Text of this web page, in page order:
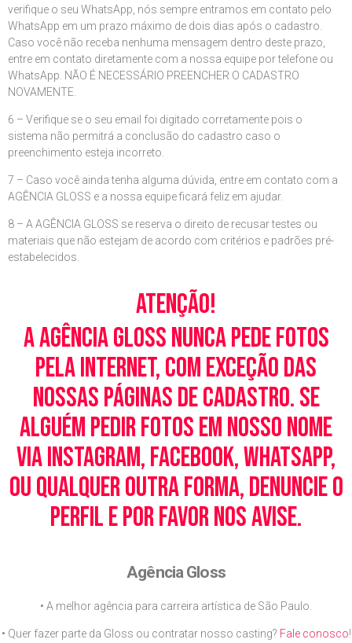
verifique o seu WhatsApp, nós sempre entramos em contato pelo
WhatsApp em um prazo máximo de dois dias após o cadastro.
Caso você não receba nenhuma mensagem dentro deste prazo,
entre em contato diretamente com a nossa equipe por telefone ou
WhatsApp. NÃO É NECESSÁRIO PREENCHER O CADASTRO
NOVAMENTE.
6 – Verifique se o seu email foi digitado corretamente pois o
sistema não permitrá a conclusão do cadastro caso o
preenchimento esteja incorreto.
7 – Caso você ainda tenha alguma dúvida, entre em contato com a
AGÊNCIA GLOSS e a nossa equipe ficará feliz em ajudar.
8 – A AGÊNCIA GLOSS se reserva o direito de recusar testes ou
materiais que não estejam de acordo com critérios e padrões pré-
estabelecidos.
Atenção!
A Agência Gloss nunca pede fotos
pela Internet, com exceção das
nossas páginas de cadastro. Se
alguém pedir fotos em nosso nome
via Instagram, Facebook, WhatsApp,
ou qualquer outra forma, denuncie o
perfil e por favor nos avise.
Agência Gloss
• A melhor agência para carreira artística de São Paulo.
• Quer fazer parte da Gloss ou contratar nosso casting? Fale conosco!